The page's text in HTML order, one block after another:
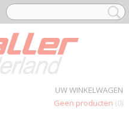
UW WINKELWAGEN
Geen producten (0)